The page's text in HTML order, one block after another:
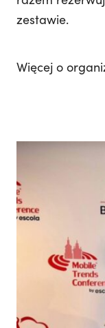
zestawie.
Więcej o